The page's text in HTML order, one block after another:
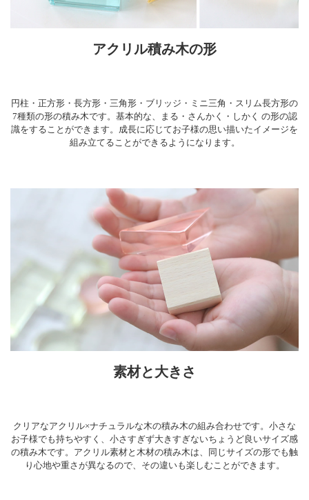
アクリル積み木の形
円柱・正方形・長方形・三角形・ブリッジ・ミニ三角・スリム長方形の
7種類の形の積み木です。基本的な、まる・さんかく・しかく の形の認
識をすることができます。成長に応じてお子様の思い描いたイメージを
組み立てることができるようになります。
素材と大きさ
クリアなアクリル×ナチュラルな木の積み木の組み合わせです。小さな
お子様でも持ちやすく、小さすぎず大きすぎないちょうど良いサイズ感
の積み木です。アクリル素材と木材の積み木は、同じサイズの形でも触
り心地や重さが異なるので、その違いも楽しむことができます。